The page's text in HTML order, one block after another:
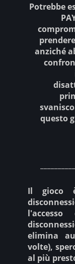
Potrebbe
anziché
questo
Il gioco
elimina
volte),
al più